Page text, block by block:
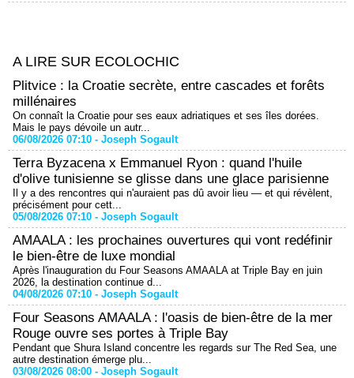
A LIRE SUR ECOLOCHIC
Plitvice : la Croatie secrète, entre cascades et forêts
millénaires
On connaît la Croatie pour ses eaux adriatiques et ses îles dorées.
Mais le pays dévoile un autr...
06/08/2026 07:10 - Joseph Sogault
Terra Byzacena x Emmanuel Ryon : quand l'huile
d'olive tunisienne se glisse dans une glace parisienne
Il y a des rencontres qui n'auraient pas dû avoir lieu — et qui révèlent,
précisément pour cett...
05/08/2026 07:10 - Joseph Sogault
AMAALA : les prochaines ouvertures qui vont redéfinir
le bien-être de luxe mondial
Après l'inauguration du Four Seasons AMAALA at Triple Bay en juin
2026, la destination continue d...
04/08/2026 07:10 - Joseph Sogault
Four Seasons AMAALA : l'oasis de bien-être de la mer
Rouge ouvre ses portes à Triple Bay
Pendant que Shura Island concentre les regards sur The Red Sea, une
autre destination émerge plu...
03/08/2026 08:00 - Joseph Sogault